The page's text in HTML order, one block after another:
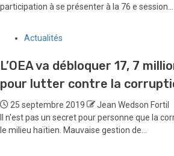
participation à se présenter à la 76 e session...
Actualités
L’OEA va débloquer 17, 7
pour lutter contre la
25 septembre 2019
Jean Wedson Fortil
Il n'est pas un secret pour personne que la
le milieu haïtien. Mauvaise gestion de...